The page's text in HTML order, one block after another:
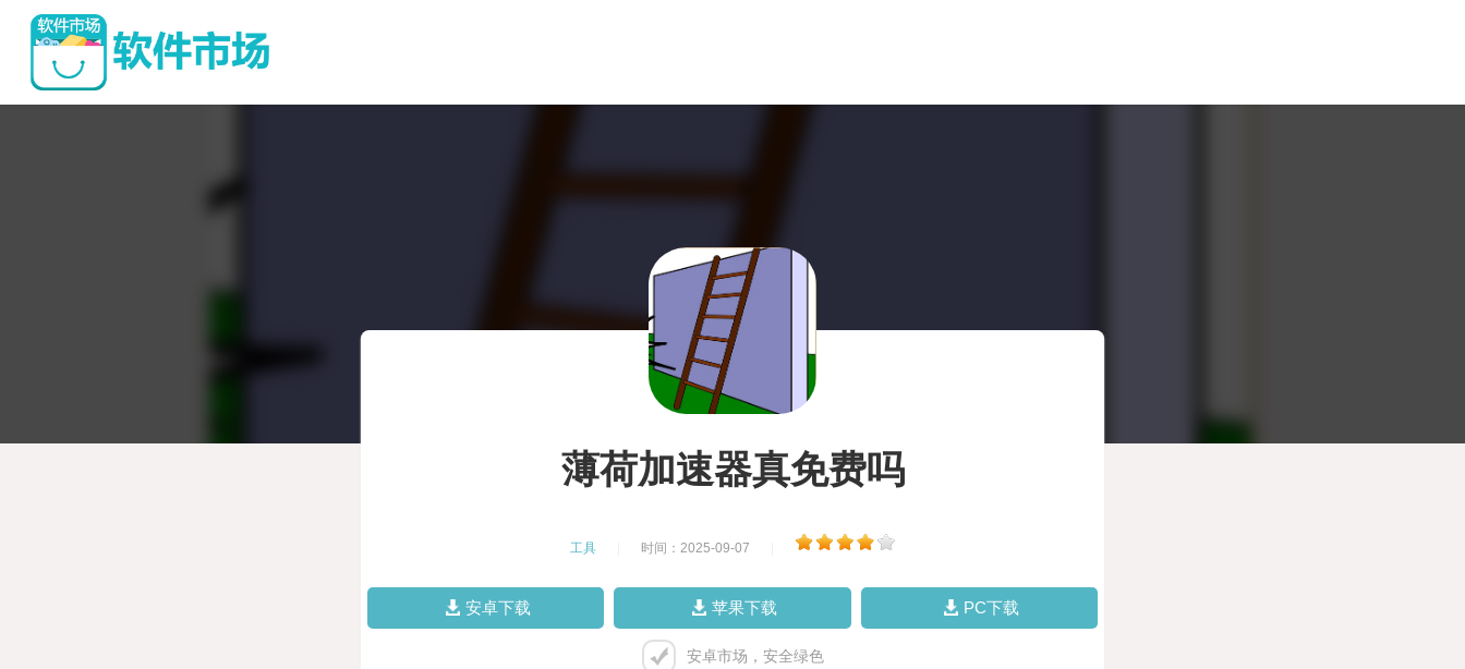
薄荷加速器真免费吗
工具 时间：2025-09-07
安卓下载 苹果下载 PC下载
安卓市场，安全绿色